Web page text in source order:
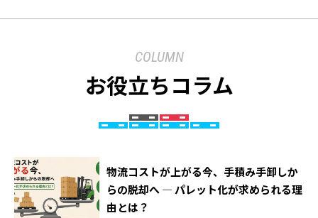
COLUMN
お役立ちコラム
物流コストが上がる今、手積み手卸しか
らの脱却へ ― パレット化が求められる理
由とは？